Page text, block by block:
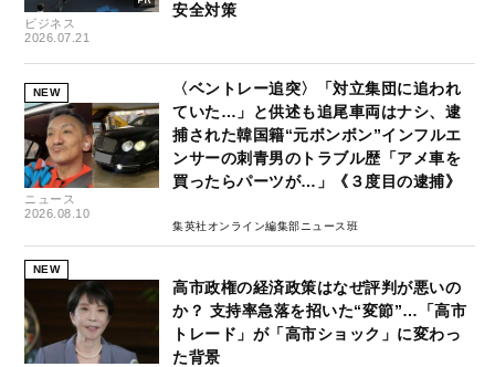
ビジネス
2026.07.21
安全対策
NEW
ニュース
2026.08.10
〈ベントレー追突〉「対立集団に追われ
ていた…」と供述も追尾車両はナシ、逮
捕された韓国籍“元ボンボン”インフルエ
ンサーの刺青男のトラブル歴「アメ車を
買ったらパーツが…」《３度目の逮捕》
集英社オンライン編集部ニュース班
NEW
高市政権の経済政策はなぜ評判が悪いの
か？ 支持率急落を招いた“変節”…「高市
トレード」が「高市ショック」に変わっ
た背景